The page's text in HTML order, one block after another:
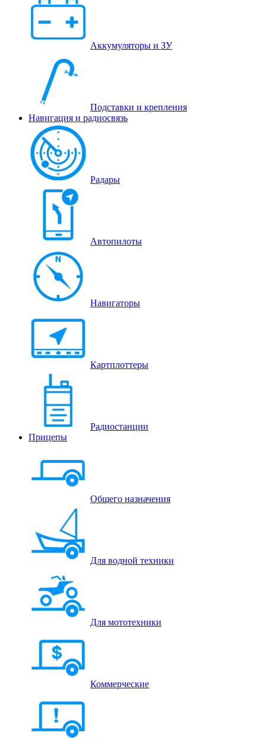
Аккумуляторы и ЗУ
Подставки и крепления
Навигация и радиосвязь
Радары
Автопилоты
Навигаторы
Картплоттеры
Радиостанции
Прицепы
Общего назначения
Для водной техники
Для мототехники
Коммерческие